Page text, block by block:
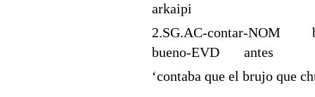
arkaipi
2.SG.AC-contar-
bueno-EVD antes
‘contaba que el brujo que